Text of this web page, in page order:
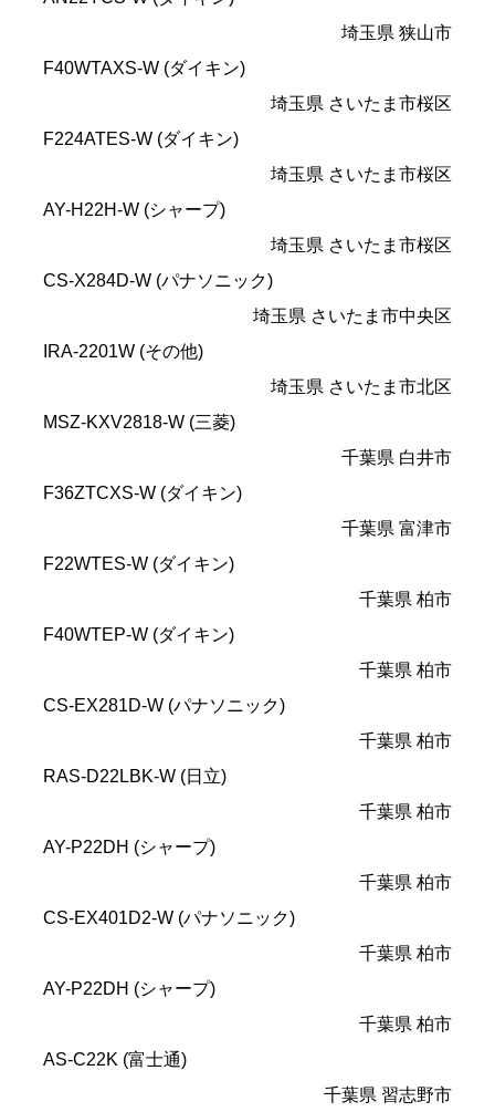
埼玉県 狭山市
F40WTAXS-W (ダイキン)
埼玉県 さいたま市桜区
F224ATES-W (ダイキン)
埼玉県 さいたま市桜区
AY-H22H-W (シャープ)
埼玉県 さいたま市桜区
CS-X284D-W (パナソニック)
埼玉県 さいたま市中央区
IRA-2201W (その他)
埼玉県 さいたま市北区
MSZ-KXV2818-W (三菱)
千葉県 白井市
F36ZTCXS-W (ダイキン)
千葉県 富津市
F22WTES-W (ダイキン)
千葉県 柏市
F40WTEP-W (ダイキン)
千葉県 柏市
CS-EX281D-W (パナソニック)
千葉県 柏市
RAS-D22LBK-W (日立)
千葉県 柏市
AY-P22DH (シャープ)
千葉県 柏市
CS-EX401D2-W (パナソニック)
千葉県 柏市
AY-P22DH (シャープ)
千葉県 柏市
AS-C22K (富士通)
千葉県 習志野市